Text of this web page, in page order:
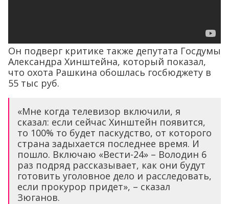
Он подверг критике также депутата Госдумы
Александра Хинштейна, который показал,
что охота Рашкина обошлась госбюджету в
55 тыс руб.
«Мне когда телевизор включили, я
сказал: если сейчас Хинштейн появится,
то 100% то будет паскудство, от которого
страна задыхается последнее время. И
пошло. Включаю «Вести-24» – Володин 6
раз подряд рассказывает, как они будут
готовить уголовное дело и расследовать,
если прокурор придет», – сказал
Зюганов.